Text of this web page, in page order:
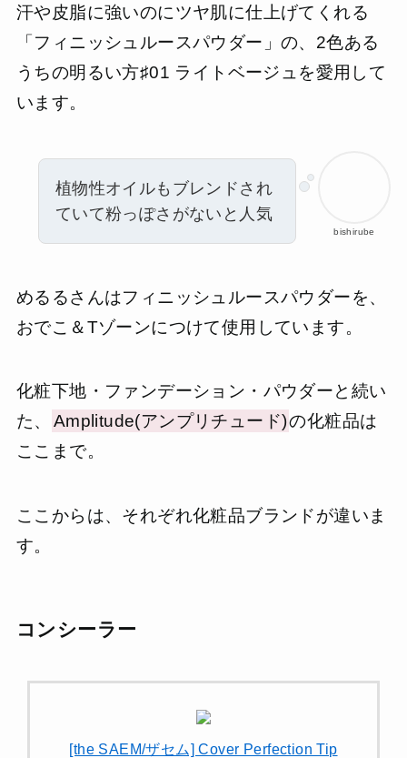
汗や皮脂に強いのにツヤ肌に仕上げてくれる
「フィニッシュルースパウダー」の、2色ある
うちの明るい方♯01 ライトベージュを愛用して
います。
bishirube
植物性オイルもブレンドされ
ていて粉っぽさがないと人気
めるるさんはフィニッシュルースパウダーを、
おでこ＆Tゾーンにつけて使用しています。
化粧下地・ファンデーション・パウダーと続い
た、
Amplitude(アンプリチュード)の化粧品は
ここまで。
ここからは、それぞれ化粧品ブランドが違いま
す。
コンシーラー
[the SAEM/ザセム] Cover Perfection Tip